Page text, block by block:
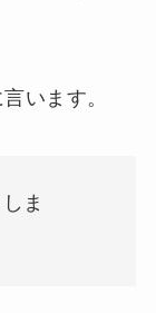
います。
ま